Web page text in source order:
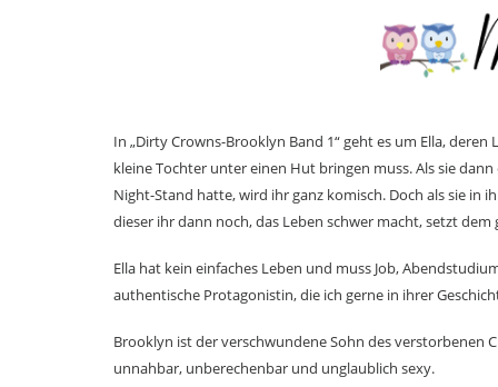
In „Dirty Crowns-Brooklyn Band 1“ geht es um Ella,
kleine Tochter unter einen Hut bringen muss. Als sie
Night-Stand hatte, wird ihr ganz komisch. Doch als sie in
dieser ihr dann noch, das Leben schwer macht, setzt
Ella hat kein einfaches Leben und muss Job,
authentische Protagonistin, die ich gerne in ihrer
Brooklyn ist der verschwundene Sohn des verstorbenen
unnahbar, unberechenbar und unglaublich sexy.